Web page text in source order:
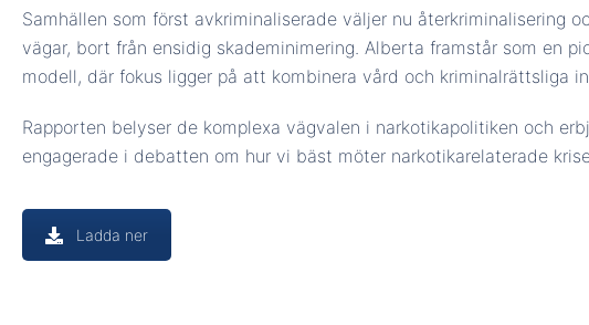
Samhällen som först avkriminaliserade väljer nu återkriminalisering
vägar, bort från ensidig skademinimering. Alberta framstår som en
modell, där fokus ligger på att kombinera vård och kriminalrättsliga
Rapporten belyser de komplexa vägvalen i narkotikapolitiken och
engagerade i debatten om hur vi bäst möter narkotikarelaterade
Ladda ner